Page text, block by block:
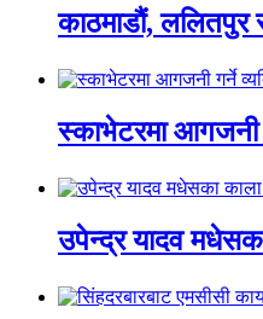
काठमाडौं, ललितपुर
स्काभेटरमा आगजनी
उपेन्द्र यादव